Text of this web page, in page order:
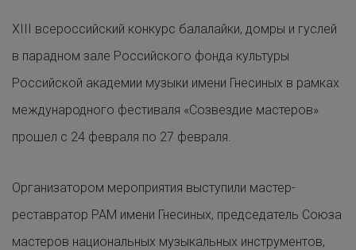
XIII всероссийский конкурс балалайки, домры и гуслей
в парадном зале Российского фонда культуры
Российской академии музыки имени Гнесиных в рамках
международного фестиваля «Созвездие мастеров»
прошел с 24 февраля по 27 февраля.
Организатором мероприятия выступили мастер-
реставратор РАМ имени Гнесиных, председатель Союза
мастеров национальных музыкальных инструментов,